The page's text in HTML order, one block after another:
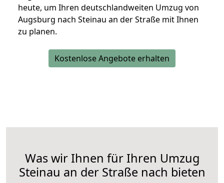
heute, um Ihren deutschlandweiten Umzug von
Augsburg nach Steinau an der Straße mit Ihnen
zu planen.
Kostenlose Angebote erhalten
Was wir Ihnen für Ihren Umzug
Steinau an der Straße nach bieten